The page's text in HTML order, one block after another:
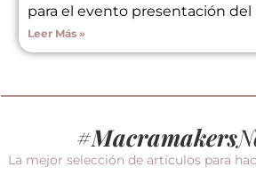
para el evento presentación del
Leer Más »
#Macramakers
La mejor selección de artículos para